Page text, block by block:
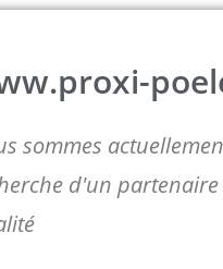
sommes
d'un